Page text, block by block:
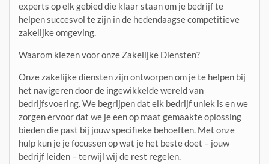
experts op elk gebied die klaar staan om je bedrijf te
helpen succesvol te zijn in de hedendaagse competitieve
zakelijke omgeving.
Waarom kiezen voor onze Zakelijke Diensten?
Onze zakelijke diensten zijn ontworpen om je te helpen bij
het navigeren door de ingewikkelde wereld van
bedrijfsvoering. We begrijpen dat elk bedrijf uniek is en we
zorgen ervoor dat we je een op maat gemaakte oplossing
bieden die past bij jouw specifieke behoeften. Met onze
hulp kun je je focussen op wat je het beste doet – jouw
bedrijf leiden – terwijl wij de rest regelen.